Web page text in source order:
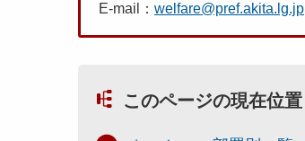
E-mail： welfare@pref.akita.lg.jp
このページの現在位置